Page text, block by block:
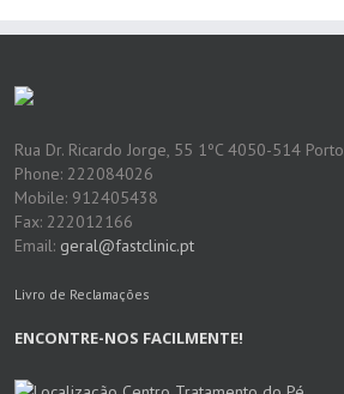
Rua Dr. Ricardo Jorge, 55 1ºC 4050-514 Porto
Phone: 222084026
Mobile: 912405438
Fax: 222012166
Email: geral@fastclinic.pt
Livro de Reclamações
ENCONTRE-NOS FACILMENTE!